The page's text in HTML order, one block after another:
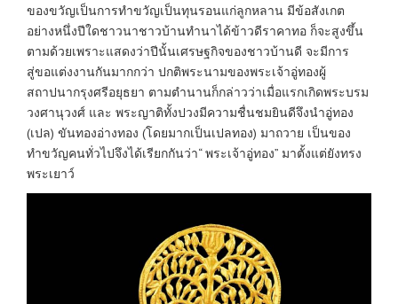
ของขวัญเป็นการทำขวัญเป็นทุนรอนแก่ลูกหลาน มีข้อสังเกต
อย่างหนึ่งปีใดชาวนาชาวบ้านทำนาได้ข้าวดีราคาทอ ก็จะสูงขึ้น
ตามด้วยเพราะแสดงว่าปีนั้นเศรษฐกิจของชาวบ้านดี จะมีการ
สู่ขอแต่งงานกันมากกว่า ปกติพระนามของพระเจ้าอู่ทองผู้
สถาปนากรุงศรีอยุธยา ตามตำนานก็กล่าวว่าเมื่อแรกเกิดพระบรม
วงศานุวงศ์ และ พระญาติทั้งปวงมีความชื่นชมยินดีจึงนำอู่ทอง
(เปล) ขันทองอ่างทอง (โดยมากเป็นเปลทอง) มาถวาย เป็นของ
ทำขวัญคนทั่วไปจึงได้เรียกกันว่า“ พระเจ้าอู่ทอง” มาตั้งแต่ยังทรง
พระเยาว์